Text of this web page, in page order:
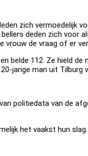
zich vermoedelijk
deden zich voor
de vraag of er
112. Ze hield
jarige man uit Tilburg
politiedata van de
het vaakst hun